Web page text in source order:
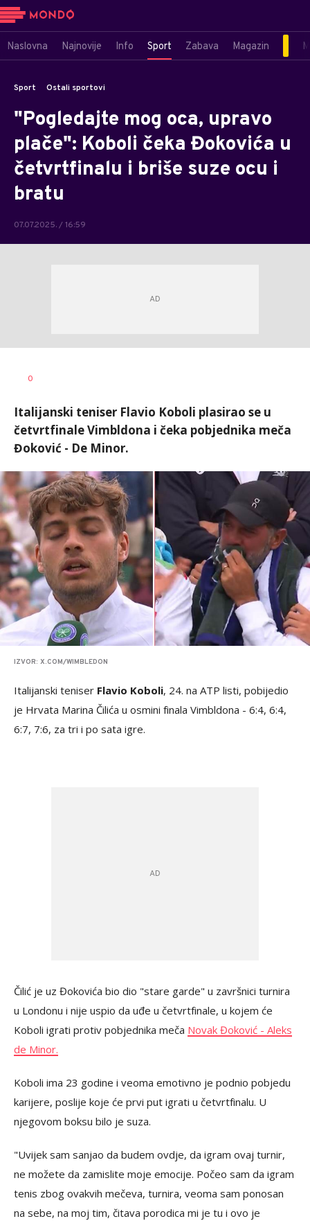
Naslovna Najnovije Info Sport Zabava Magazin
Sport Ostali sportovi
"Pogledajte mog oca, upravo
plače": Koboli čeka Đokovića u
četvrtfinalu i briše suze ocu i
bratu
07.07.2025. / 16:59
AUTOR
0
Italijanski teniser Flavio Koboli plasirao se u
četvrtfinale Vimbldona i čeka pobjednika meča
Đoković - De Minor.
IZVOR: X.COM/WIMBLEDON
Italijanski teniser Flavio Koboli, 24. na ATP listi, pobijedio
je Hrvata Marina Čilića u osmini finala Vimbldona - 6:4, 6:4,
6:7, 7:6, za tri i po sata igre.
Čilić je uz Đokovića bio dio "stare garde" u završnici turnira
u Londonu i nije uspio da uđe u četvrtfinale, u kojem će
Koboli igrati protiv pobjednika meča Novak Đoković - Aleks
de Minor.
Koboli ima 23 godine i veoma emotivno je podnio pobjedu
karijere, poslije koje će prvi put igrati u četvrtfinalu. U
njegovom boksu bilo je suza.
"Uvijek sam sanjao da budem ovdje, da igram ovaj turnir,
ne možete da zamislite moje emocije. Počeo sam da igram
tenis zbog ovakvih mečeva, turnira, veoma sam ponosan
na sebe, na moj tim, čitava porodica mi je tu i ovo je